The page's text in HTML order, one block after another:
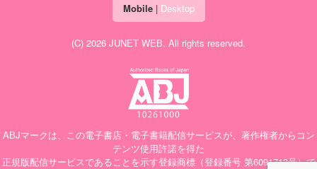
Mobile| Desktop
(C) 2026 JUNET WEB. All rights reserved.
ABJマークは、この電子書店・電子書籍配信サービスが、著作権者からコン
テンツ使用許諾を得た
正規版配信サービスであることを示す登録商標（登録番号 第6091713号）で